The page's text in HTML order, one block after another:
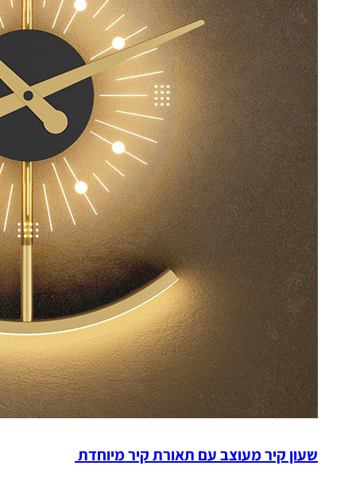
שעון קיר מעוצב עם תאורת קיר מיוחדת